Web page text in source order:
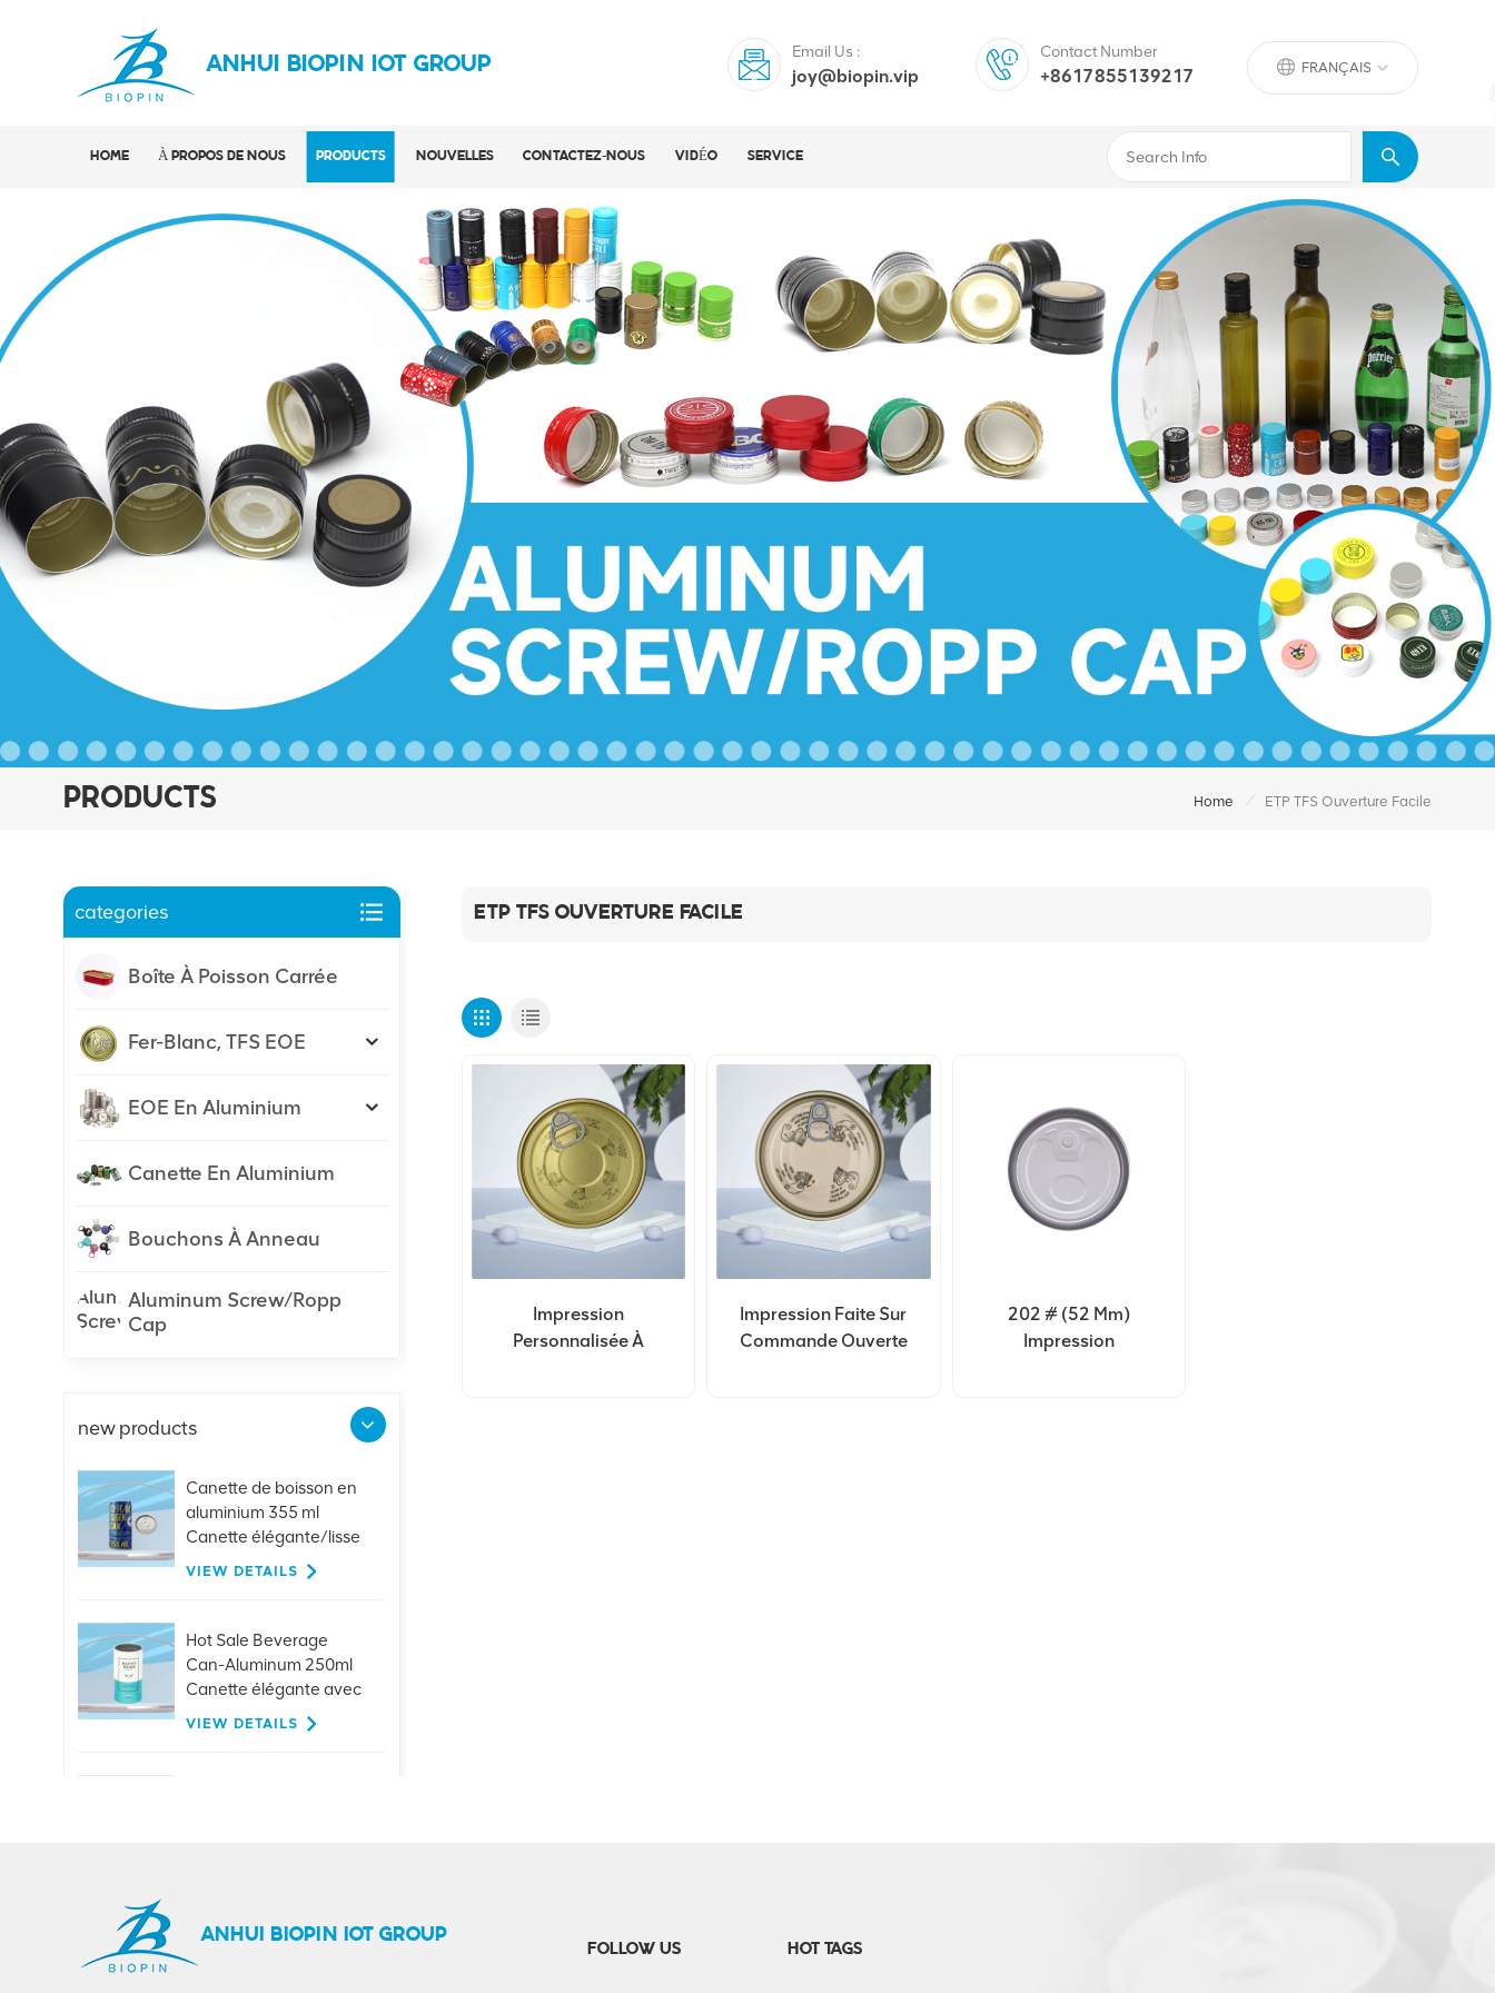
ANHUI BIOPIN IOT GROUP FRANÇAIS
Email Us :
joy@biopin.vip
Contact Number
+8617855139217
HOME À PROPOS DE NOUS PRODUCTS NOUVELLES CONTACTEZ-NOUS VIDÉO SERVICE
PRODUCTS Home / ETP TFS Ouverture Facile
ETP TFS OUVERTURE FACILE
Impression
Personnalisée À
Impression Faite Sur
Commande Ouverte
202 # (52 Mm)
Impression
categories
Boîte À Poisson Carrée
Fer-Blanc, TFS EOE
EOE En Aluminium
Canette En Aluminium
Bouchons À Anneau
Aluminum Screw/Ropp
Cap
new products
Canette de boisson en
aluminium 355 ml
Canette élégante/lisse
VIEW DETAILS
Hot Sale Beverage
Can-Aluminum 250ml
Canette élégante avec
couvercles
VIEW DETAILS
Offre spéciale 401
#99mm en aluminium,
ANHUI BIOPIN IOT GROUP
FOLLOW US HOT TAGS